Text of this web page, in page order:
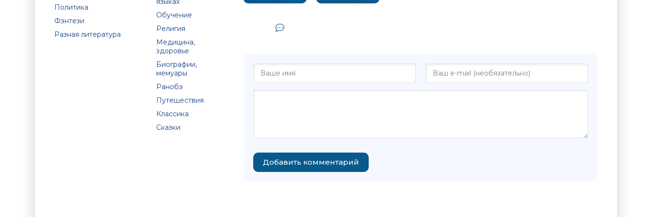
Политика
Фэнтези
Разная литература
Обучение
Религия
Медицина,
здоровье
Биографии,
мемуары
Ранобэ
Путешествия
Классика
Сказки
Добавить комментарий